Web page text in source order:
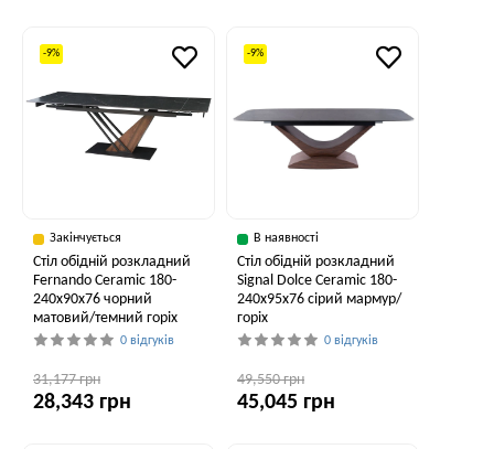
-9%
Закінчується
Стіл обідній розкладний
Fernando Ceramic 180-
240x90x76 чорний
матовий/темний горіх
0 відгуків
31,177 грн
28,343 грн
-9%
В наявності
Стіл обідній розкладний
Signal Dolce Ceramic 180-
240x95x76 сірий мармур/
горіх
0 відгуків
49,550 грн
45,045 грн